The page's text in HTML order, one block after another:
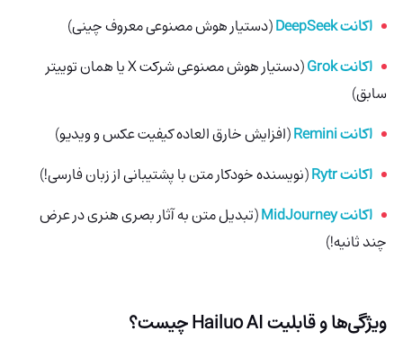
اکانت DeepSeek
(دستیار هوش مصنوعی معروف چینی)
اکانت Grok
(دستیار هوش مصنوعی شرکت X یا همان توییتر
سابق)
اکانت Remini
(افزایش خارق العاده کیفیت عکس و ویدیو)
اکانت Rytr
(نویسنده خودکار متن با پشتیبانی از زبان فارسی!)
اکانت MidJourney
(تبدیل متن به آثار بصری هنری در عرض
چند ثانیه!)
ویژگی‌ها و قابلیتHailuo AIچیست؟